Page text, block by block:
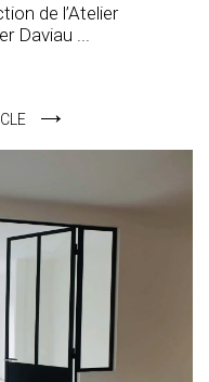
de l’Atelier
Daviau ...